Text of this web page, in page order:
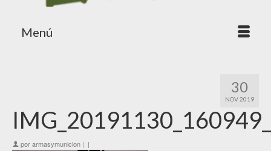
Menú
30
NOV 2019
porarmasymunicion | |